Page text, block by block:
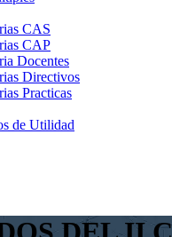
CAS
CAP
Docentes
Directivos
Practicas
de Utilidad